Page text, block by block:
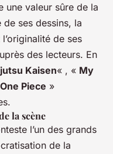
une valeur sûre de la
de ses dessins, la
de ses
des lecteurs. En
Kaisen« , « My
One Piece »
la scène
l’un des grands
de la